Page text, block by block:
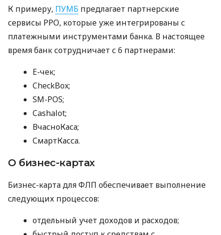
К примеру, ПУМБ предлагает партнерские
сервисы РРО, которые уже интегрированы с
платежными инструментами банка. В настоящее
время банк сотрудничает с 6 партнерами:
E-чек;
CheckBox;
SM-POS;
Cashalot;
ВчасноКаса;
СмартКасса.
О бизнес-картах
Бизнес-карта для ФЛП обеспечивает выполнение
следующих процессов:
отдельный учет доходов и расходов;